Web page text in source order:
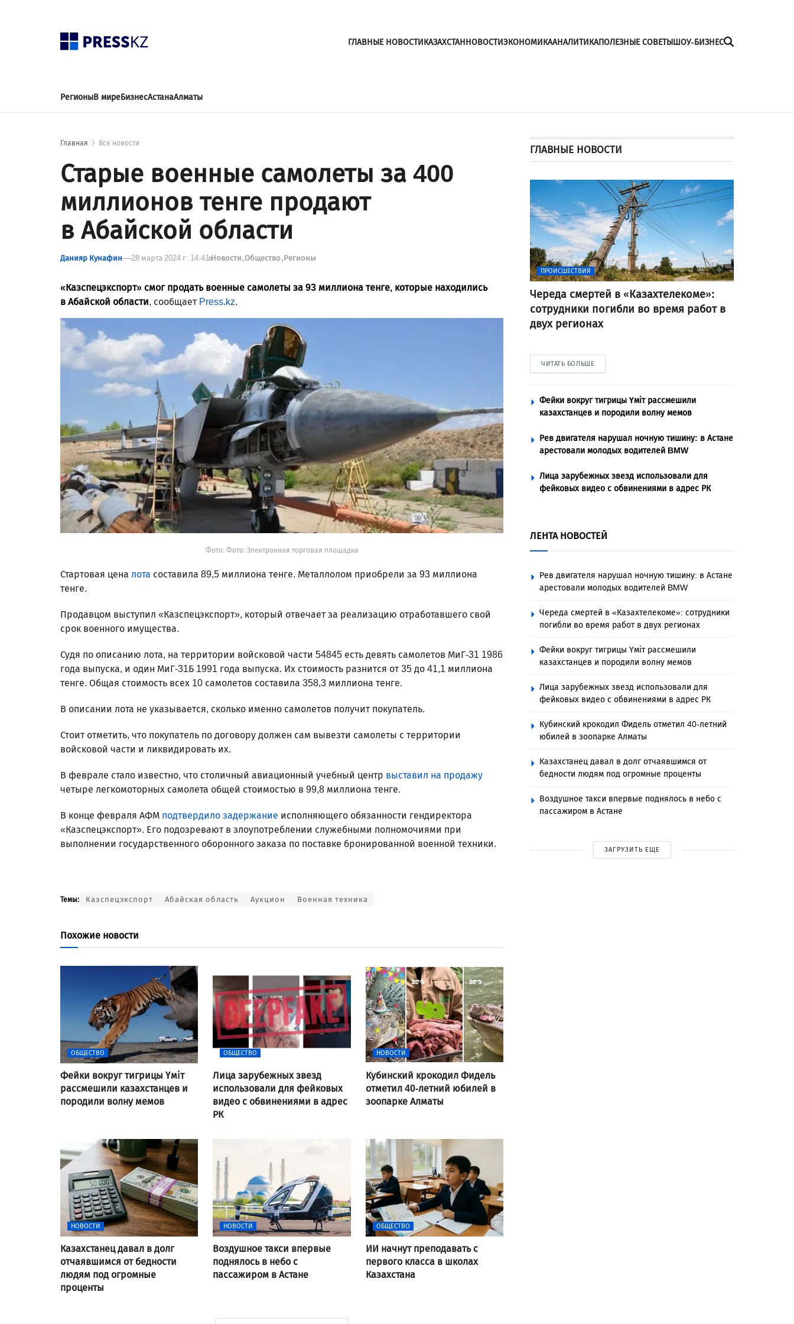
ГЛАВНЫЕ НОВОСТИКАЗАХСТАННОВОСТИЭКОНОМИКААНАЛИТИКАПОЛЕЗНЫЕ СОВЕТЫШОУ-БИЗНЕС
РегионыВ миреБизнесАстанаАлматы
Главная Все новости
Старые военные самолеты за 400
миллионов тенге продают
в Абайской области
Данияр Кунафин 28 марта 2024 г. 14:41вНовостиОбщество Регионы
«Казспецэкспорт» смог продать военные самолеты за 93 миллиона тенге, которые находились
в Абайской области, сообщает Press.kz.
Фото: Фото: Электронная торговая площадка
Стартовая цена лота составила 89,5 миллиона тенге. Металлолом приобрели за 93 миллиона
тенге.
Продавцом выступил «Казспецэкспорт», который отвечает за реализацию отработавшего свой
срок военного имущества.
Судя по описанию лота, на территории войсковой части 54845 есть девять самолетов МиГ-31 1986
года выпуска, и один МиГ-31Б 1991 года выпуска. Их стоимость разнится от 35 до 41,1 миллиона
тенге. Общая стоимость всех 10 самолетов составила 358,3 миллиона тенге.
В описании лота не указывается, сколько именно самолетов получит покупатель.
Стоит отметить, что покупатель по договору должен сам вывезти самолеты с территории
войсковой части и ликвидировать их.
В феврале стало известно, что столичный авиационный учебный центр выставил на продажу
четыре легкомоторных самолета общей стоимостью в 99,8 миллиона тенге.
В конце февраля АФМ подтвердило задержание исполняющего обязанности гендиректора
«Казспецэкспорт». Его подозревают в злоупотреблении служебными полномочиями при
выполнении государственного оборонного заказа по поставке бронированной военной техники.
Темы: Казспецэкспорт Абайская область Аукцион Военная техника
Похожие новости
ОБЩЕСТВО
Фейки вокруг тигрицы Үміт
рассмешили казахстанцев и
породили волну мемов
ОБЩЕСТВО
Лица зарубежных звезд
использовали для фейковых
видео с обвинениями в адрес
РК
НОВОСТИ
Кубинский крокодил Фидель
отметил 40-летний юбилей в
зоопарке Алматы
НОВОСТИ
Казахстанец давал в долг
отчаявшимся от бедности
людям под огромные
проценты
НОВОСТИ
Воздушное такси впервые
поднялось в небо с
пассажиром в Астане
ОБЩЕСТВО
ИИ начнут преподавать с
первого класса в школах
Казахстана
ГЛАВНЫЕ НОВОСТИ
ПРОИСШЕСТВИЯ
Череда смертей в «Казахтелекоме»:
сотрудники погибли во время работ в
двух регионах
ЧИТАТЬ БОЛЬШЕ
Фейки вокруг тигрицы Үміт рассмешили
казахстанцев и породили волну мемов
Рев двигателя нарушал ночную тишину: в Астане
арестовали молодых водителей BMW
Лица зарубежных звезд использовали для
фейковых видео с обвинениями в адрес РК
ЛЕНТА НОВОСТЕЙ
Рев двигателя нарушал ночную тишину: в Астане
арестовали молодых водителей BMW
Череда смертей в «Казахтелекоме»: сотрудники
погибли во время работ в двух регионах
Фейки вокруг тигрицы Үміт рассмешили
казахстанцев и породили волну мемов
Лица зарубежных звезд использовали для
фейковых видео с обвинениями в адрес РК
Кубинский крокодил Фидель отметил 40-летний
юбилей в зоопарке Алматы
Казахстанец давал в долг отчаявшимся от
бедности людям под огромные проценты
Воздушное такси впервые поднялось в небо с
пассажиром в Астане
ЗАГРУЗИТЬ ЕЩЕ